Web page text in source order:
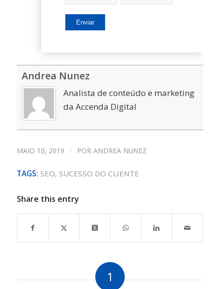
Andrea Nunez
Analista de conteúdo e marketing
da Accenda Digital
MAIO 10, 2019 / POR ANDREA NUNEZ
TAGS: SEO, SUCESSO DO CLIENTE
Share this entry
1